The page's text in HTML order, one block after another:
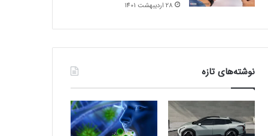
28 اردیبهشت 1401
نوشته‌های تازه